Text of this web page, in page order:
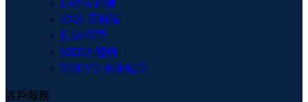
SP2S 思博瑞
ILIA 哩亞
MEHA 魅嗨
TOKYO 東京魔盒
客戶服務